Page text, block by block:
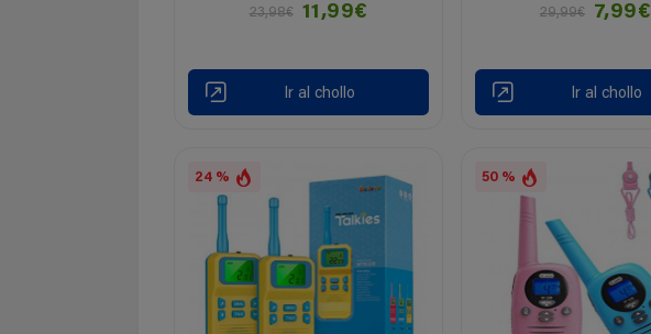
23,98€
11,99€
Ir al chollo
29,99€
7,99€
Ir al chollo
24 % 50 %